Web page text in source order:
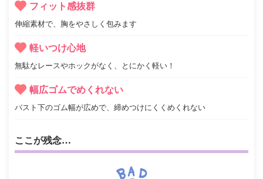
フィット感抜群
伸縮素材で、胸をやさしく包みます
軽いつけ心地
無駄なレースやホックがなく、とにかく軽い！
幅広ゴムでめくれない
バスト下のゴム幅が広めで、締めつけにくくめくれない
ここが残念…